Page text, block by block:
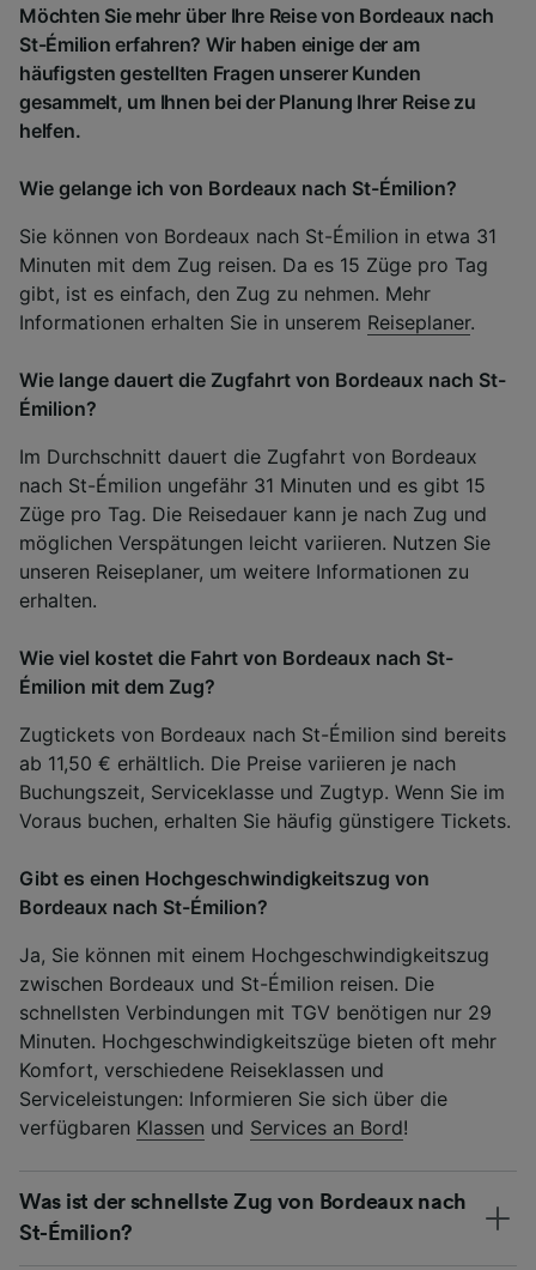
Möchten Sie mehr über Ihre Reise von Bordeaux nach
St-Émilion erfahren? Wir haben einige der am
häufigsten gestellten Fragen unserer Kunden
gesammelt, um Ihnen bei der Planung Ihrer Reise zu
helfen.
Wie gelange ich von Bordeaux nach St-Émilion?
Sie können von Bordeaux nach St-Émilion in etwa 31
Minuten mit dem Zug reisen. Da es 15 Züge pro Tag
gibt, ist es einfach, den Zug zu nehmen. Mehr
Informationen erhalten Sie in unserem Reiseplaner.
Wie lange dauert die Zugfahrt von Bordeaux nach St-
Émilion?
Im Durchschnitt dauert die Zugfahrt von Bordeaux
nach St-Émilion ungefähr 31 Minuten und es gibt 15
Züge pro Tag. Die Reisedauer kann je nach Zug und
möglichen Verspätungen leicht variieren. Nutzen Sie
unseren Reiseplaner, um weitere Informationen zu
erhalten.
Wie viel kostet die Fahrt von Bordeaux nach St-
Émilion mit dem Zug?
Zugtickets von Bordeaux nach St-Émilion sind bereits
ab 11,50 € erhältlich. Die Preise variieren je nach
Buchungszeit, Serviceklasse und Zugtyp. Wenn Sie im
Voraus buchen, erhalten Sie häufig günstigere Tickets.
Gibt es einen Hochgeschwindigkeitszug von
Bordeaux nach St-Émilion?
Ja, Sie können mit einem Hochgeschwindigkeitszug
zwischen Bordeaux und St-Émilion reisen. Die
schnellsten Verbindungen mit TGV benötigen nur 29
Minuten. Hochgeschwindigkeitszüge bieten oft mehr
Komfort, verschiedene Reiseklassen und
Serviceleistungen: Informieren Sie sich über die
verfügbaren Klassen und Services an Bord!
Was ist der schnellste Zug von Bordeaux nach
St-Émilion?